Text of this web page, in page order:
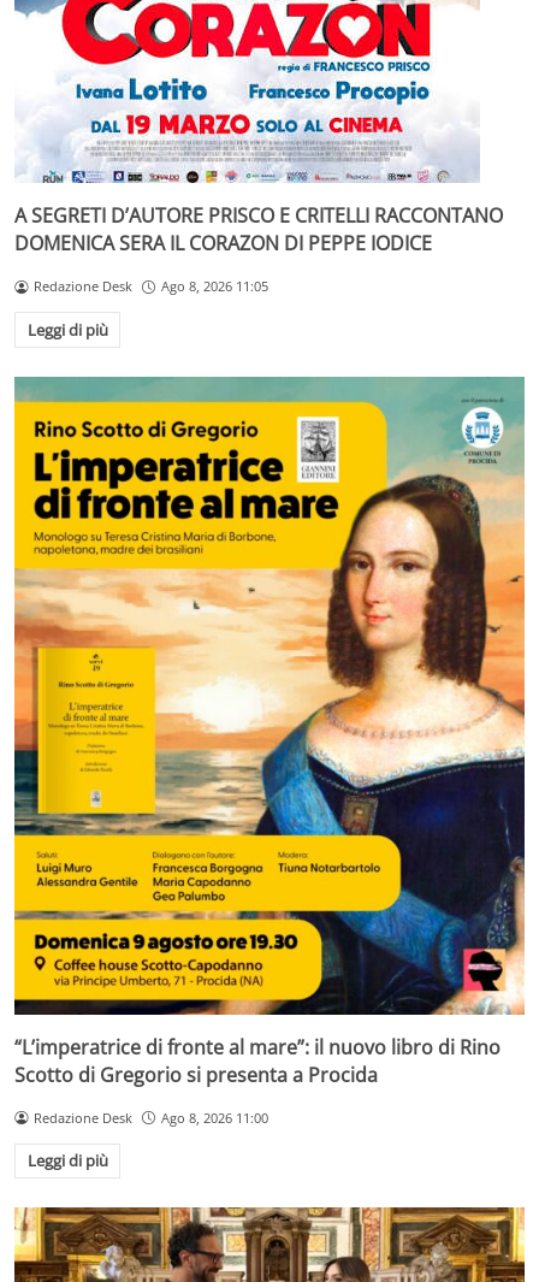
A SEGRETI D’AUTORE PRISCO E CRITELLI RACCONTANO
DOMENICA SERA IL CORAZON DI PEPPE IODICE
Redazione Desk Ago 8, 2026 11:05
Leggi di più
“L’imperatrice di fronte al mare”: il nuovo libro di Rino
Scotto di Gregorio si presenta a Procida
Redazione Desk Ago 8, 2026 11:00
Leggi di più